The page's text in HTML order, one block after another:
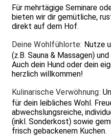
Für mehrtägige Seminare
bieten wir dir gemütliche,
direkt auf dem Hof.
Deine Wohlfühlorte: Nutze
(z.B. Sauna & Massagen)
Auch dein Hund oder dein
herzlich willkommen!
Kulinarische Verwöhnung:
für dein leibliches Wohl.
abwechslungsreiche,
(inkl. Sonderkost) sowie
frisch gebackenem Kuchen.